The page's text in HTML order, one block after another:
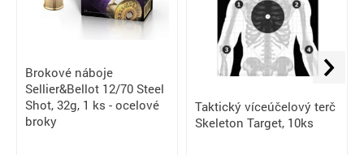
Brokové náboje
Sellier&Bellot 12/70 Steel
Shot, 32g, 1 ks - ocelové
broky
Taktický víceúčelový terč
Skeleton Target, 10ks